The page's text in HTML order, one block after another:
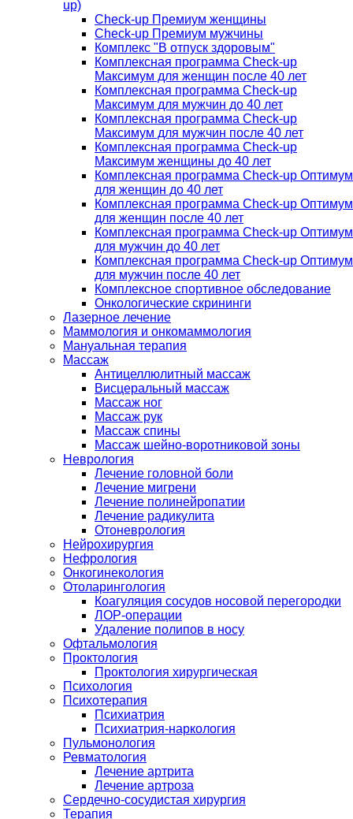
up)
Check-up Премиум женщины
Check-up Премиум мужчины
Комплекс "В отпуск здоровым"
Комплексная программа Check-up
Максимум для женщин после 40 лет
Комплексная программа Check-up
Максимум для мужчин до 40 лет
Комплексная программа Check-up
Максимум для мужчин после 40 лет
Комплексная программа Check-up
Максимум женщины до 40 лет
Комплексная программа Check-up Оптимум
для женщин до 40 лет
Комплексная программа Check-up Оптимум
для женщин после 40 лет
Комплексная программа Check-up Оптимум
для мужчин до 40 лет
Комплексная программа Check-up Оптимум
для мужчин после 40 лет
Комплексное спортивное обследование
Онкологические скрининги
Лазерное лечение
Маммология и онкомаммология
Мануальная терапия
Массаж
Антицеллюлитный массаж
Висцеральный массаж
Массаж ног
Массаж рук
Массаж спины
Массаж шейно-воротниковой зоны
Неврология
Лечение головной боли
Лечение мигрени
Лечение полинейропатии
Лечение радикулита
Отоневрология
Нейрохирургия
Нефрология
Онкогинекология
Отоларингология
Коагуляция сосудов носовой перегородки
ЛОР-операции
Удаление полипов в носу
Офтальмология
Проктология
Проктология хирургическая
Психология
Психотерапия
Психиатрия
Психиатрия-наркология
Пульмонология
Ревматология
Лечение артрита
Лечение артроза
Сердечно-сосудистая хирургия
Терапия